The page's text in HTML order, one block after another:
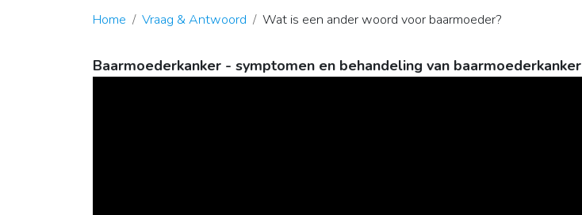
Home Vraag & Antwoord Wat is een ander woord voor baarmoeder?
Baarmoederkanker - symptomen en behandeling van baarmoederkanker